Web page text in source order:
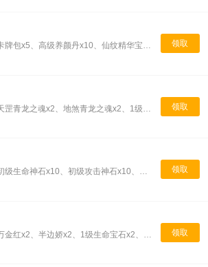
领取
礼包详情：卡牌包x5、高级养颜丹x10、仙纹精华宝箱(紫)x5
领取
领取
礼包详情：初级生命神石x10、初级攻击神石x10、低级养颜丹x30、地煞青龙之魂x1
领取